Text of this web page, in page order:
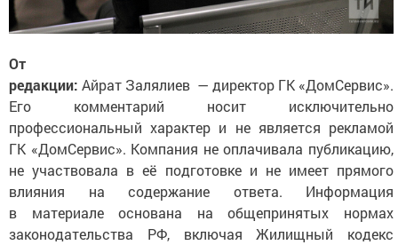
От
редакции: Айрат Залялиев — директор ГК «ДомСервис».
Его комментарий носит исключительно
профессиональный характер и не является рекламой
ГК «ДомСервис». Компания не оплачивала публикацию,
не участвовала в её подготовке и не имеет прямого
влияния на содержание ответа. Информация
в материале основана на общепринятых нормах
законодательства РФ, включая Жилищный кодекс